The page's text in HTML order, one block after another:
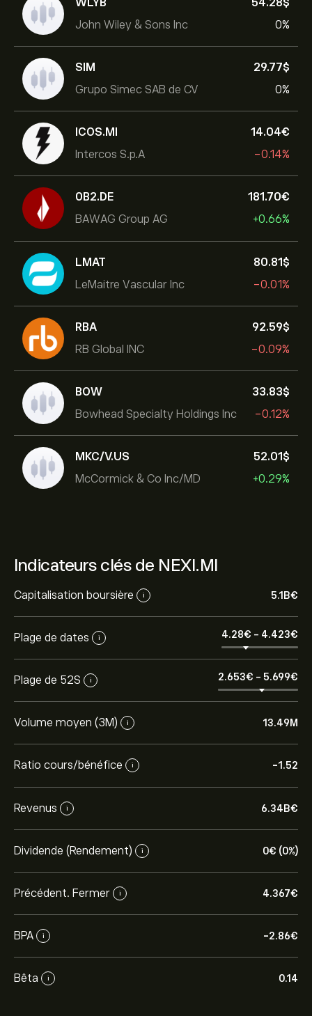
John Wiley & Sons Inc
0%
SIM
Grupo Simec SAB de CV
29.77‎$‎
0%
ICOS.MI
Intercos S.p.A
14.04‎€‎
-0.14%
0B2.DE
BAWAG Group AG
181.70‎€‎
+0.66%
LMAT
LeMaitre Vascular Inc
80.81‎$‎
-0.01%
RBA
RB Global INC
92.59‎$‎
-0.09%
BOW
Bowhead Specialty Holdings Inc
33.83‎$‎
-0.12%
MKC/V.US
McCormick & Co Inc/MD
52.01‎$‎
+0.29%
Indicateurs clés de NEXI.MI
Capitalisation boursière i 5.1B‎€‎
Plage de dates i 4.28‎€‎ - 4.423‎€‎
Plage de 52S i 2.653‎€‎ - 5.699‎€‎
Volume moyen (3M) i 13.49M
Ratio cours/bénéfice i -1.52
Revenus i 6.34B‎€‎
Dividende (Rendement) i 0‎€‎ (0%)
Précédent. Fermer i 4.367‎€‎
BPA i -2.86‎€‎
Bêta i 0.14